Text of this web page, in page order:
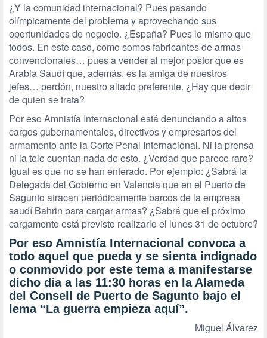
¿Y la comunidad internacional? Pues pasando
olímpicamente del problema y aprovechando sus
oportunidades de negocio. ¿España? Pues lo mismo que
todos. En este caso, como somos fabricantes de armas
convencionales… pues a vender al mejor postor que es
Arabia Saudí que, además, es la amiga de nuestros
jefes… perdón, nuestro aliado preferente. ¿Hay que decir
de quien se trata?
Por eso Amnistía Internacional está denunciando a altos
cargos gubernamentales, directivos y empresarios del
armamento ante la Corte Penal Internacional. Ni la prensa
ni la tele cuentan nada de esto. ¿Verdad que parece raro?
Igual es que no se han enterado. Por ejemplo: ¿Sabrá la
Delegada del Gobierno en Valencia que en el Puerto de
Sagunto atracan periódicamente barcos de la empresa
saudí Bahrin para cargar armas? ¿Sabrá que el próximo
cargamento está previsto realizarlo el lunes 31 de octubre?
Por eso Amnistía Internacional convoca a
todo aquel que pueda y se sienta indignado
o conmovido por este tema a manifestarse
dicho día a las 11:30 horas en la Alameda
del Consell de Puerto de Sagunto bajo el
lema “La guerra empieza aquí”.
Miguel Álvarez